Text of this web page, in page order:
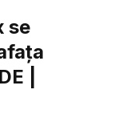
se
|